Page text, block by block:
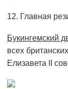
12. Главная
Букингемский
всех
Елизавета ІІ